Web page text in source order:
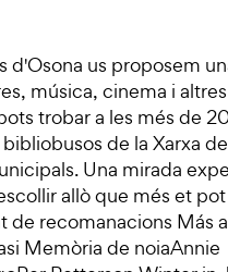
d'Osona us proposem
música, cinema i altres
trobar a les més de
de la Xarxa de
Una mirada
allò que més et pot
de recomanacions Más
Memòria de noiaAnnie